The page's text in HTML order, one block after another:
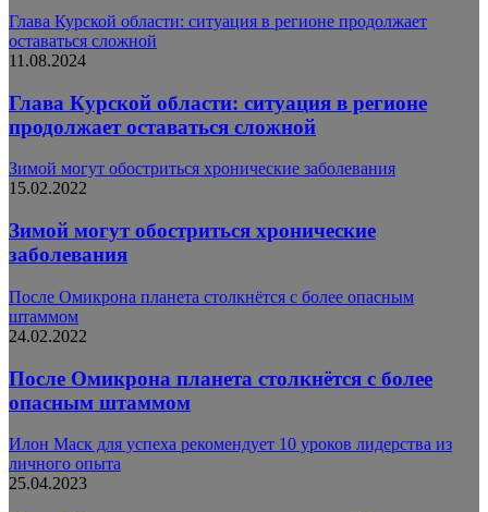
Глава Курской области: ситуация в регионе продолжает
оставаться сложной
11.08.2024
Глава Курской области: ситуация в регионе
продолжает оставаться сложной
Зимой могут обостриться хронические заболевания
15.02.2022
Зимой могут обостриться хронические
заболевания
После Омикрона планета столкнётся с более опасным
штаммом
24.02.2022
После Омикрона планета столкнётся с более
опасным штаммом
Илон Маск для успеха рекомендует 10 уроков лидерства из
личного опыта
25.04.2023